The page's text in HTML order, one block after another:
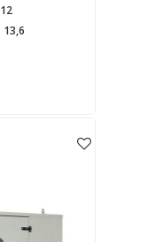
12
13,6